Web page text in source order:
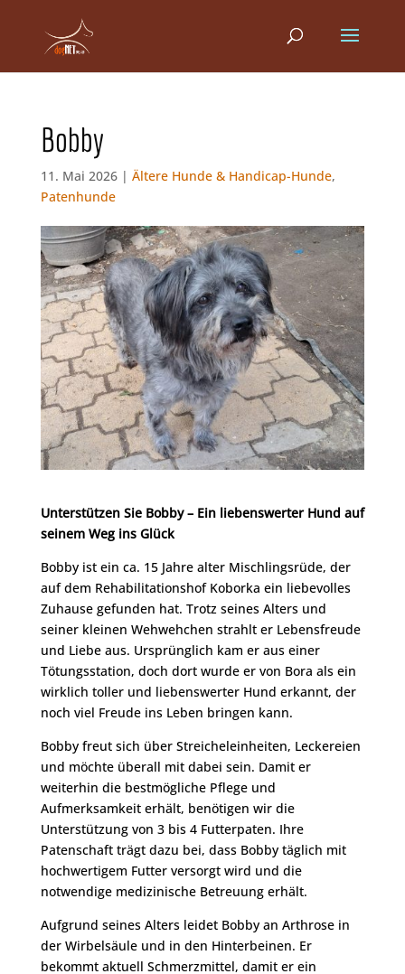
Bobby
11. Mai 2026 | Ältere Hunde & Handicap-Hunde,
Patenhunde
Unterstützen Sie Bobby – Ein liebenswerter Hund auf
seinem Weg ins Glück
Bobby ist ein ca. 15 Jahre alter Mischlingsrüde, der
auf dem Rehabilitationshof Koborka ein liebevolles
Zuhause gefunden hat. Trotz seines Alters und
seiner kleinen Wehwehchen strahlt er Lebensfreude
und Liebe aus. Ursprünglich kam er aus einer
Tötungsstation, doch dort wurde er von Bora als ein
wirklich toller und liebenswerter Hund erkannt, der
noch viel Freude ins Leben bringen kann.
Bobby freut sich über Streicheleinheiten, Leckereien
und möchte überall mit dabei sein. Damit er
weiterhin die bestmögliche Pflege und
Aufmerksamkeit erhält, benötigen wir die
Unterstützung von 3 bis 4 Futterpaten. Ihre
Patenschaft trägt dazu bei, dass Bobby täglich mit
hochwertigem Futter versorgt wird und die
notwendige medizinische Betreuung erhält.
Aufgrund seines Alters leidet Bobby an Arthrose in
der Wirbelsäule und in den Hinterbeinen. Er
bekommt aktuell Schmerzmittel, damit er ein